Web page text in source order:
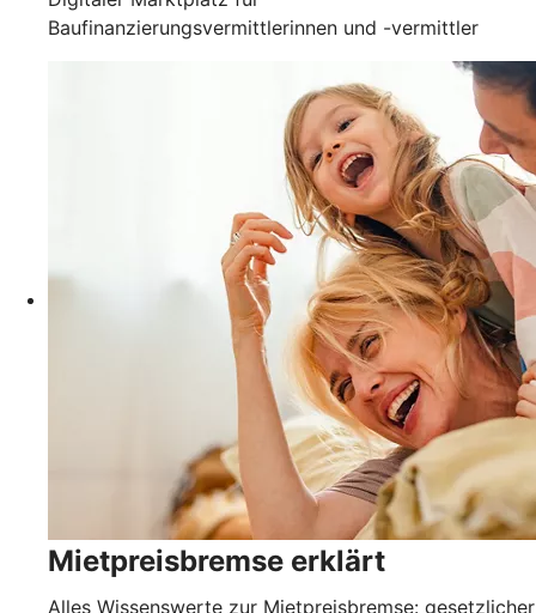
Baufinanzierungsvermittlerinnen und -vermittler
Mietpreisbremse erklärt
Alles Wissenswerte zur Mietpreisbremse: gesetzlicher